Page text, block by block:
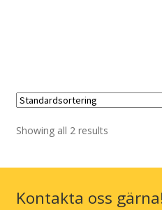
Showing all 2 results
Kontakta oss